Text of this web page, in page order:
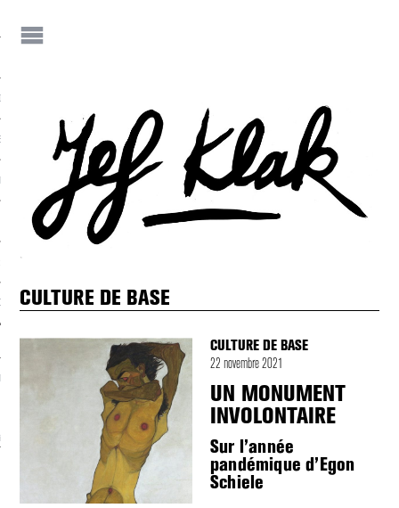
KLAK ?
S DE JEF
JEF KLAK !
LA REVUE
CULTURE DE BASE
CULTURE DE BASE
22 novembre 2021
UN MONUMENT
INVOLONTAIRE
Sur l’année
pandémique d’Egon
Schiele